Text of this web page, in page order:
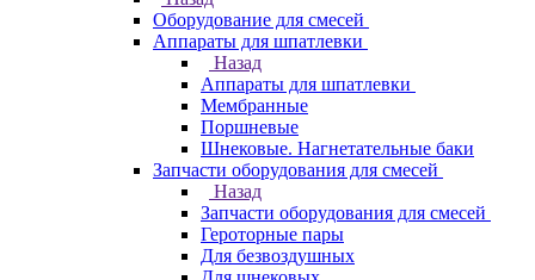
Оборудование для смесей
Аппараты для шпатлевки
Назад
Аппараты для шпатлевки
Мембранные
Поршневые
Шнековые. Нагнетательные баки
Запчасти оборудования для смесей
Назад
Запчасти оборудования для смесей
Героторные пары
Для безвоздушных